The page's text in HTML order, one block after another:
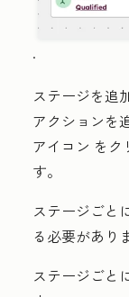
.
ステージを追
アクションを
アイコン をク
す。
ステージごと
る必要があり
ステージごと